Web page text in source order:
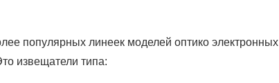
популярных линеек моделей оптико электронных
извещатели типа: